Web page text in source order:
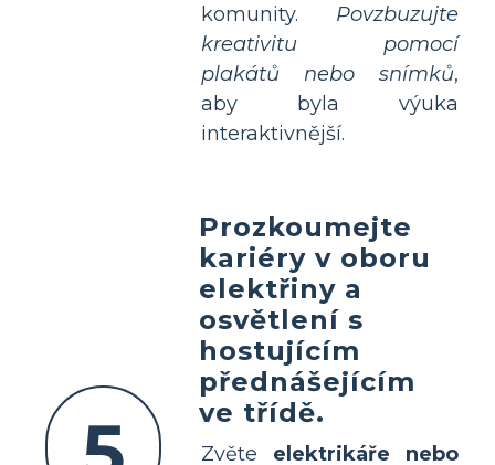
komunity. Povzbuzujte
kreativitu pomocí
plakátů nebo snímků,
aby byla výuka
interaktivnější.
Prozkoumejte
kariéry v oboru
elektřiny a
osvětlení s
hostujícím
přednášejícím
ve třídě.
Zvěte elektrikáře nebo